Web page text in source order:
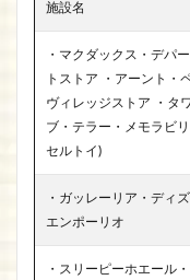
施設名
・マクダックス・デパ
トストア ・アーント・
ヴィレッジストア ・タ
ブ・テラー・メモラビ
セルトイ)
・ガッレーリア・ディズ
エンポーリオ
・スリーピーホエール